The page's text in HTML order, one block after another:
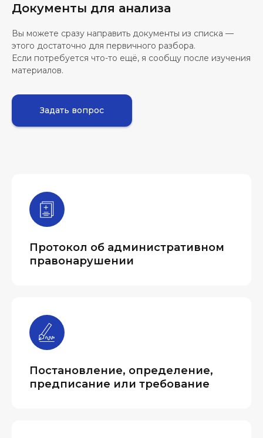
Документы для анализа
Вы можете сразу направить документы из списка —
этого достаточно для первичного разбора.
Если потребуется что-то ещё, я сообщу после изучения
материалов.
Задать вопрос
Протокол об административном
правонарушении
Постановление, определение,
предписание или требование